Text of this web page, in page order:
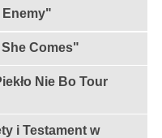
Comes"
Nie Bo Tour
i Testament w